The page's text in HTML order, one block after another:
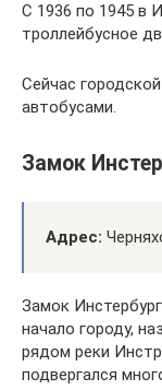
С 1936 по 1945 в
троллейбусное
Сейчас
автобусами.
Замок
Адрес:
Замок
начало городу,
рядом реки
подвергался